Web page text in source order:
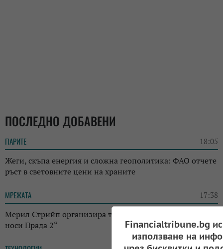
ПОСЛЕДНО ДОБАВЕНИ
ПАРИТЕ 18:05
Жеги, скъпа енергия и сложна геополитика: ФАО отчете
ръст в световните цени на храните
МРЕЖАТА 17:38
Мерил Стрийп организира търг с костюми от „Дяволът
носи Прада 2“
Financialtribune.bg
използване на